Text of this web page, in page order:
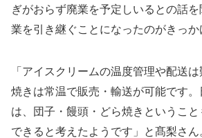
ぎがおらず廃業を予定しいるとの話
業を引き継ぐことになったのがきっか
「アイスクリームの温度管理や配送
焼きは常温で販売・輸送が可能です
は、団子・饅頭・どら焼きというこ
できると考えたようです」と髙梨さん